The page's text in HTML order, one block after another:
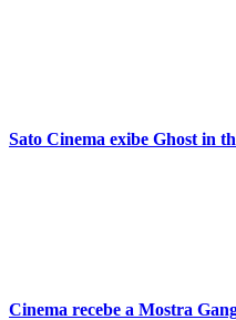
Sato Cinema exibe Ghost in
Cinema recebe a Mostra